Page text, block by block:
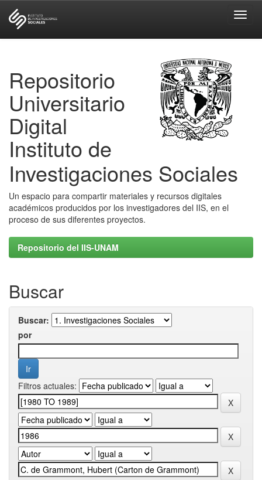
Repositorio
Universitario
Digital
Instituto de
Investigaciones Sociales
Un espacio para compartir materiales y recursos digitales
académicos producidos por los investigadores del IIS, en el
proceso de sus diferentes proyectos.
Repositorio del IIS-UNAM
Buscar
Buscar:
por
Filtros actuales: